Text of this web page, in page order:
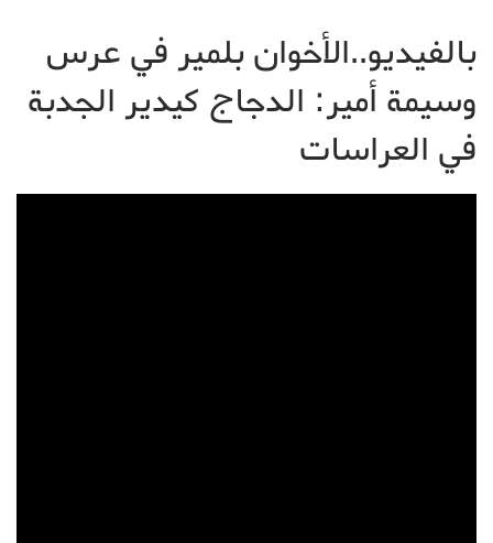
بالفيديو..الأخوان بلمير في عرس
وسيمة أمير: الدجاج كيدير الجدبة
في العراسات